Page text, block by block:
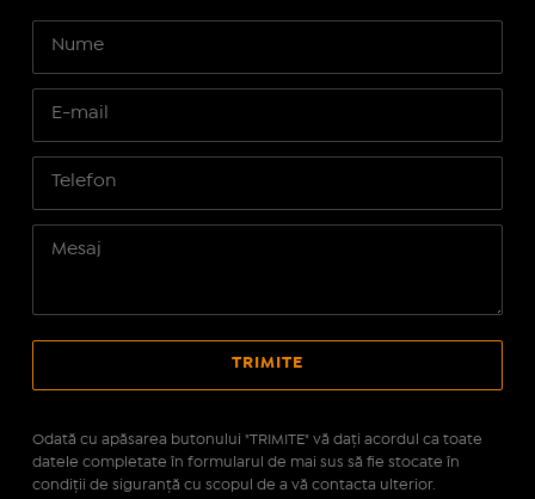
Odată cu apăsarea butonului "TRIMITE" vă daţi acordul ca toate
datele completate în formularul de mai sus să fie stocate în
condiţii de siguranţă cu scopul de a vă contacta ulterior.